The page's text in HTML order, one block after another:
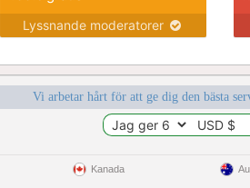
Lyssnande moderatorer
Vi arbetar hårt för att ge dig den bästa
Kanada